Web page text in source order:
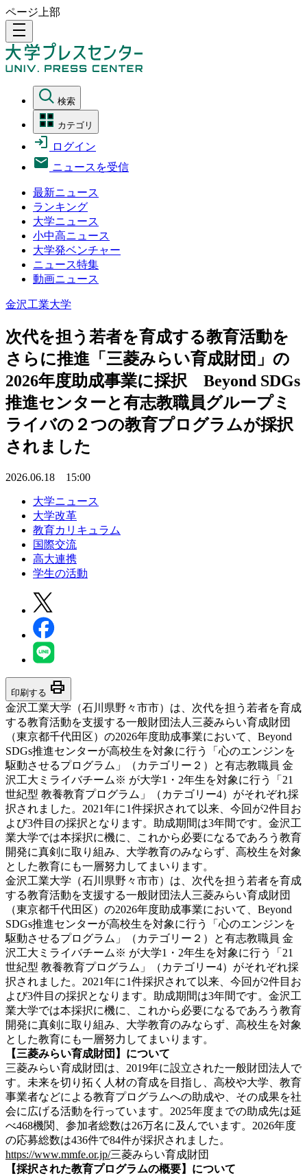
ページ上部
density_medium
検索
カテゴリ
ログイン
ニュースを受信
最新ニュース
ランキング
大学ニュース
小中高ニュース
大学発ベンチャー
ニュース特集
動画ニュース
金沢工業大学
次代を担う若者を育成する教育活動を
さらに推進「三菱みらい育成財団」の
2026年度助成事業に採択 Beyond SDGs
推進センターと有志教職員グループミ
ライバの２つの教育プログラムが採択
されました
2026.06.18 15:00
大学ニュース
大学改革
教育カリキュラム
国際交流
高大連携
学生の活動
印刷する print
金沢工業大学（石川県野々市市）は、次代を担う若者を育成
する教育活動を支援する一般財団法人三菱みらい育成財団
（東京都千代田区）の2026年度助成事業において、Beyond
SDGs推進センターが高校生を対象に行う「心のエンジンを
駆動させるプログラム」（カテゴリー２）と有志教職員 金
沢工大ミライバチーム※ が大学1・2年生を対象に行う「21
世紀型 教養教育プログラム」（カテゴリー4）がそれぞれ採
択されました。2021年に1件採択されて以来、今回が2件目お
よび3件目の採択となります。助成期間は3年間です。金沢工
業大学では本採択に機に、これから必要になるであろう教育
開発に真剣に取り組み、大学教育のみならず、高校生を対象
とした教育にも一層努力してまいります。
金沢工業大学（石川県野々市市）は、次代を担う若者を育成
する教育活動を支援する一般財団法人三菱みらい育成財団
（東京都千代田区）の2026年度助成事業において、Beyond
SDGs推進センターが高校生を対象に行う「心のエンジンを
駆動させるプログラム」（カテゴリー２）と有志教職員 金
沢工大ミライバチーム※ が大学1・2年生を対象に行う「21
世紀型 教養教育プログラム」（カテゴリー4）がそれぞれ採
択されました。2021年に1件採択されて以来、今回が2件目お
よび3件目の採択となります。助成期間は3年間です。金沢工
業大学では本採択に機に、これから必要になるであろう教育
開発に真剣に取り組み、大学教育のみならず、高校生を対象
とした教育にも一層努力してまいります。
【三菱みらい育成財団】について
三菱みらい育成財団は、2019年に設立された一般財団法人で
す。未来を切り拓く人材の育成を目指し、高校や大学、教育
事業者などによる教育プログラムへの助成や、その成果を社
会に広げる活動を行っています。2025年度までの助成先は延
べ468機関、参加者総数は26万名に及んでいます。2026年度
の応募総数は436件で84件が採択されました。
https://www.mmfe.or.jp/三菱みらい育成財団
【採択された教育プログラムの概要】について